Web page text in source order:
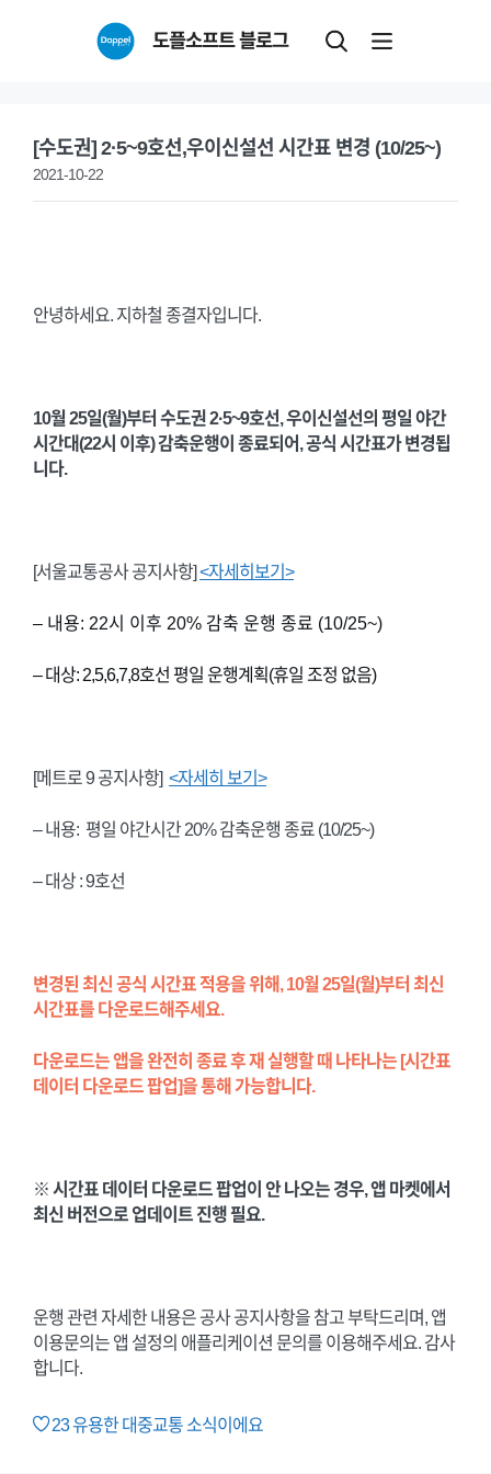
도플소프트 블로그
[수도권] 2·5~9호선,우이신설선 시간표 변경 (10/25~)
2021-10-22
안녕하세요. 지하철 종결자입니다.
10월 25일(월)부터 수도권 2·5~9호선, 우이신설선의 평일 야간
시간대(22시 이후) 감축운행이 종료되어, 공식 시간표가 변경됩
니다.
[서울교통공사 공지사항] <자세히보기>
– 내용: 22시 이후 20% 감축 운행 종료 (10/25~)
– 대상: 2,5,6,7,8호선 평일 운행계획(휴일 조정 없음)
[메트로 9 공지사항] <자세히 보기>
– 내용: 평일 야간시간 20% 감축운행 종료 (10/25~)
– 대상 : 9호선
변경된 최신 공식 시간표 적용을 위해, 10월 25일(월)부터 최신
시간표를 다운로드해주세요.
다운로드는 앱을 완전히 종료 후 재 실행할 때 나타나는 [시간표
데이터 다운로드 팝업]을 통해 가능합니다.
※ 시간표 데이터 다운로드 팝업이 안 나오는 경우, 앱 마켓에서
최신 버전으로 업데이트 진행 필요.
운행 관련 자세한 내용은 공사 공지사항을 참고 부탁드리며, 앱
이용문의는 앱 설정의 애플리케이션 문의를 이용해주세요. 감사
합니다.
23유용한 대중교통 소식이에요